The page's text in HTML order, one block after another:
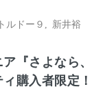
ルドー９
新井裕
『さよなら、
購入者限定！